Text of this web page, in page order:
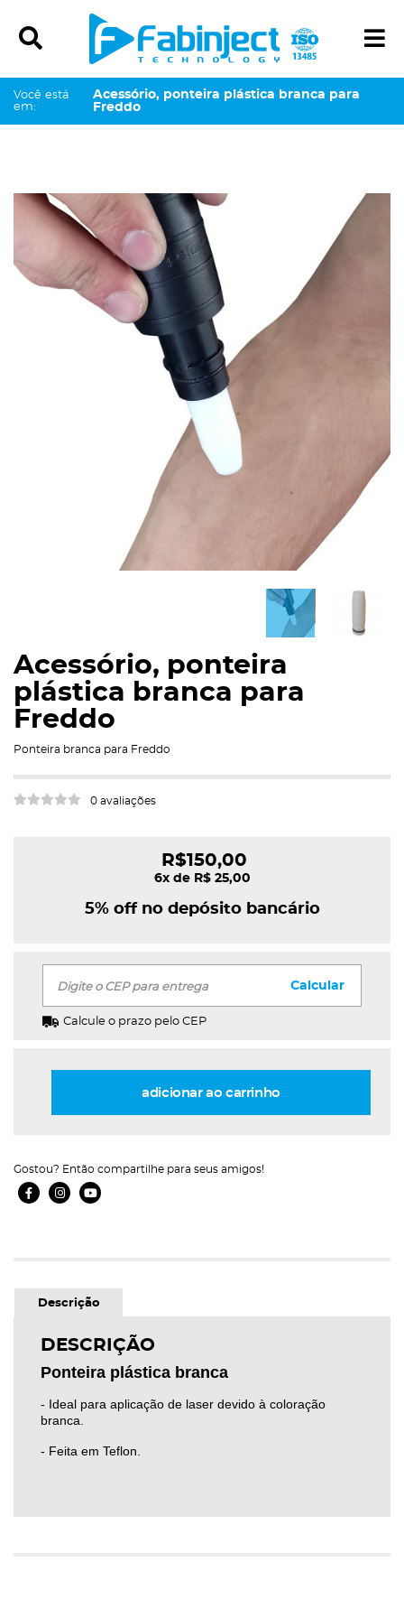
Ícone de pesquisa
Você está
em:
Acessório, ponteira plástica branca para
Freddo
Acessório, ponteira
plástica branca para
Freddo
Ponteira branca para Freddo
0 avaliações
R$150,00
6x de R$ 25,00
5% off no depósito bancário
Digite o CEP para entrega Calcular
Calcule o prazo pelo CEP
adicionar ao carrinho
Gostou? Então compartilhe para seus amigos!
Facebook Ícone
Instagram Ícone
Youtube Ícone
Descrição
DESCRIÇÃO
Ponteira plástica branca
- Ideal para aplicação de laser devido à coloração
branca.
- Feita em Teflon.